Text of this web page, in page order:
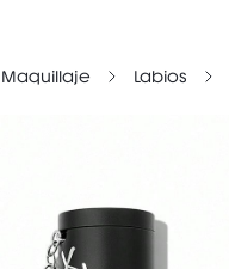
Maquillaje Labios